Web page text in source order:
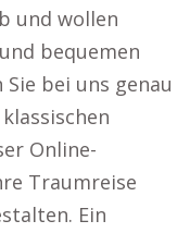
und wollen
bequemen
Sie bei uns genau
Online-
Traumreise
Ein